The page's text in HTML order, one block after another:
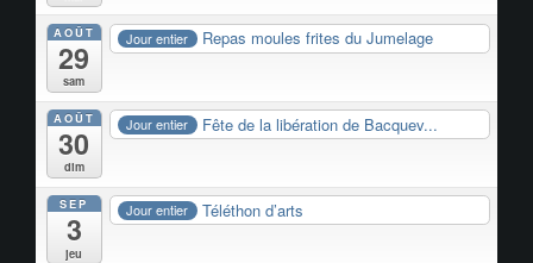
AOÛT
29
sam
Jour entier Repas moules frites du Jumelage
AOÛT
30
dim
Jour entier Fête de la libération de Bacquev...
SEP
3
jeu
Jour entier Téléthon d’arts